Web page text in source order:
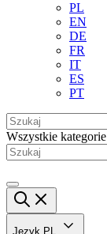
PL
EN
DE
FR
IT
ES
PT
Wszystkie kategorie
Język PL